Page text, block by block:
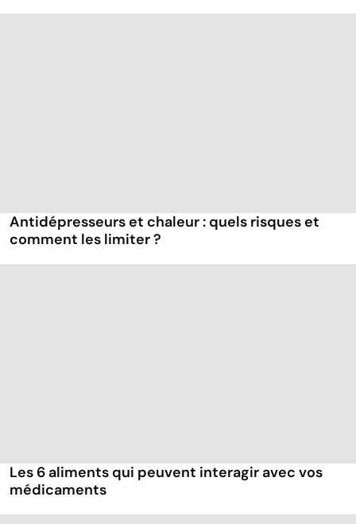
Antidépresseurs et chaleur : quels risques et
comment les limiter ?
Les 6 aliments qui peuvent interagir avec vos
médicaments